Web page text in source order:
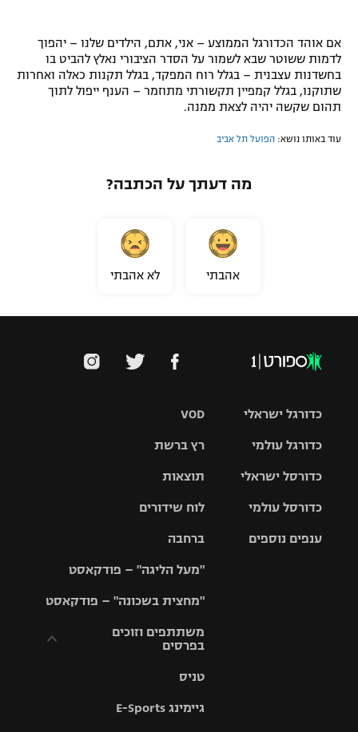
אם אוהד הכדורגל הממוצע – אני, אתם, הילדים שלנו – יהפוך
לדמות ששוטר שבא לשמור על הסדר הציבורי נאלץ להביט בו
בחשדנות עצבנית – בגלל רוח המפקד, בגלל תקנות כאלה ואחרות
שתוקנו, בגלל קמפיין תקשורתי מתוזמר – הענף ייפול לתוך
תהום שקשה יהיה לצאת ממנה.
עוד באותו נושא: הפועל תל אביב
מה דעתך על הכתבה?
אהבתי לא אהבתי
VOD
רץ ברשת
תוצאות
לוח שידורים
ברחבה
"מעל הליגה" – פודקאסט
"מחצית בשכונה" – פודקאסט
משתתפים וזוכים
בפרסים
וזוכים בפרסים
טניס
גיימינג E-Sports
כדורגל ישראלי
גביע הטוטו
כדורגל עולמי
האלופות
ליגה
כדורסל ישראלי
סל
כדורסל עולמי
ענפים נוספים